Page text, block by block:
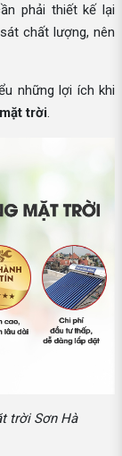
phải thiết kế lại
chất lượng, nên
những lợi ích khi
trời.
trời Sơn Hà